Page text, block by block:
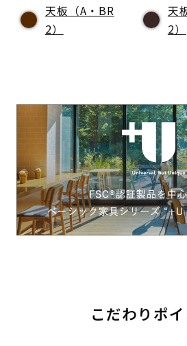
天板（A・BR
2）
天
2）
こだわりポ